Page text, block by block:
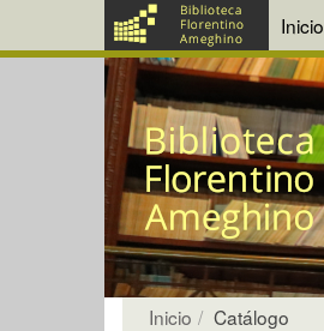
Inicio
Inicio Catálogo